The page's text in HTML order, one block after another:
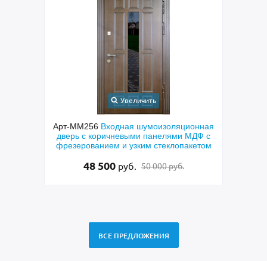
Увеличить
Арт-ММ256 Входная шумоизоляционная
дверь с коричневыми панелями МДФ с
фрезерованием и узким стеклопакетом
48 500 руб. 50 000 руб.
ВСЕ ПРЕДЛОЖЕНИЯ